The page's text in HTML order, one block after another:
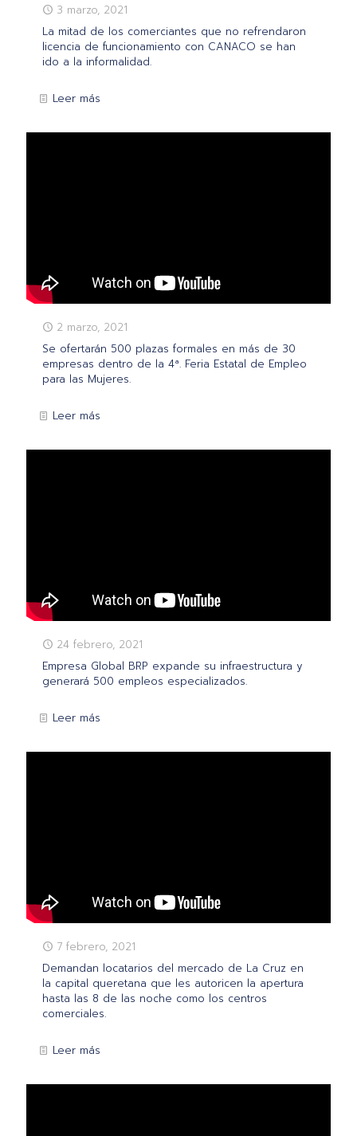
3 marzo, 2021
La mitad de los comerciantes que no refrendaron
licencia de funcionamiento con CANACO se han
ido a la informalidad.
Leer más
2 marzo, 2021
Se ofertarán 500 plazas formales en más de 30
empresas dentro de la 4ª. Feria Estatal de Empleo
para las Mujeres.
Leer más
24 febrero, 2021
Empresa Global BRP expande su infraestructura y
generará 500 empleos especializados.
Leer más
7 febrero, 2021
Demandan locatarios del mercado de La Cruz en
la capital queretana que les autoricen la apertura
hasta las 8 de las noche como los centros
comerciales.
Leer más